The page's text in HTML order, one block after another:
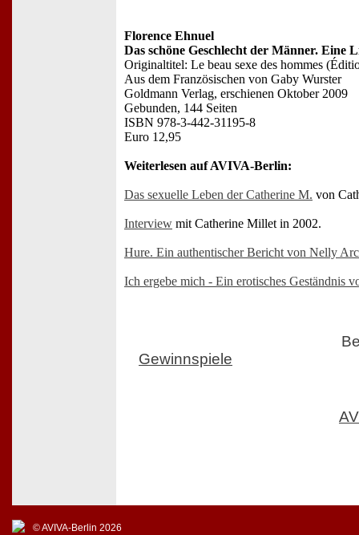
Florence Ehnuel
Das schöne Geschlecht der Männer. Eine
Originaltitel: Le beau sexe des hommes
Aus dem Französischen von Gaby Wurster
Goldmann Verlag, erschienen Oktober 2009
Gebunden, 144 Seiten
ISBN 978-3-442-31195-8
Euro 12,95
Weiterlesen auf AVIVA-Berlin:
Das sexuelle Leben der Catherine M. von
Interview mit Catherine Millet in 2002.
Hure. Ein authentischer Bericht von Nelly
Ich ergebe mich - Ein erotisches Geständnis
Gewinnspiele
© AVIVA-Berlin 2026